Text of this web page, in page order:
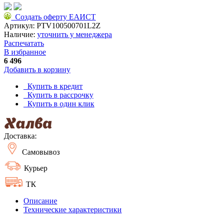
Создать оферту ЕАИСТ
Артикул: PTV100500701L2Z
Наличие: уточнить у менеджера
Распечатать
В избранное
6 496
Добавить в корзину
Купить в кредит
Купить в рассрочку
Купить в один клик
Доставка:
Самовывоз
Курьер
ТК
Описание
Технические характеристики